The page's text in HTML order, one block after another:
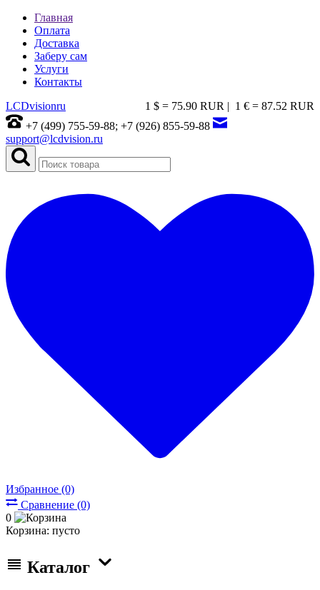
Главная
Оплата
Доставка
Заберу сам
Услуги
Контакты
1 € = 87.52 RUR
1 $ = 75.90 RUR |
LCDvisionru
+7 (499) 755-59-88; +7 (926) 855-59-88
support@lcdvision.ru
Избранное (0)
Сравнение (0)
0
Корзина: пусто
Каталог